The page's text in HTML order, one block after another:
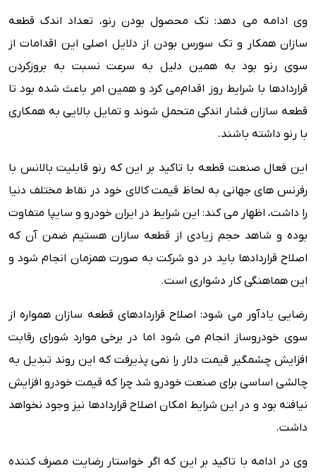
وی ادامه می دهد: تک محصول بودن رنو، تعداد اندک قطعه
سازان همکار و تک سورس بودن از دلایل اصلی این اقدامات از
سوی رنو بود به همین دلیل به سرعت نسبت به بروزکردن
قراردادها با شرایط روز اقدام‌می کرد و همین امر باعث شده بود تا
قطعه سازان فشار اندکی متحمل شوند و تمایل بالایی به همکاری
با رنو داشته باشند.
این فعال صنعت قطعه با تاکید بر این که رنو قابلیت بالانس با
رفرنس های جهانی به لحاظ قیمت کالای خود در نقاط مختلف دنیا
را داشت، اظهار می کند: این شرایط در ایران خودرو و سایپا متفاوت
بوده و شاهد حجم زیادی از قطعه سازان هستیم ضمن آن که
اصلاح قراردادها باید در دو شرکت به صورت همزمان انجام شود و
این هماهنگی کار دشواری است.
رضایی یادآور می شود: اصلاح قراردادهای قطعه سازان همواره از
سوی خودروساز انجام می شود اما در برخی موارد شورای رقابت
افزایش چشمگیر قیمت دلار را نمی پذیرفت که این روند تبدیل به
چالشی اساسی برای صنعت خودرو شد چرا که قیمت خودرو افزایش
نیافته بود و در این شرایط امکان اصلاح قراردادها نیز وجود نخواهد
داشت‌.
وی در ادامه با تاکید بر این که اگر خواستار رضایت مصرف کننده